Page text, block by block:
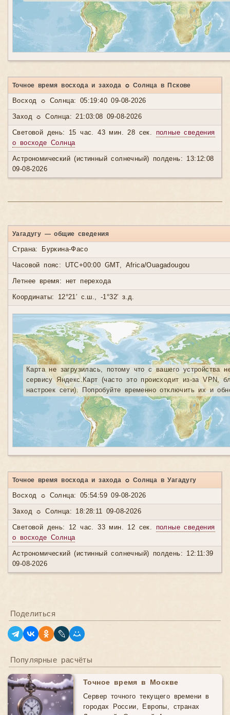
Точное время восхода и захода ☼ Солнца в Пскове
Восход ☼ Солнца: 05:19:40 09-08-2026
Заход ☼ Солнца: 21:03:08 09-08-2026
Световой день: 15 час. 43 мин. 28 сек. полные сведения
о восходе Солнца
Астрономический (истинный солнечный) полдень: 13:12:08
09-08-2026
Уагадугу — общие сведения
Страна: Буркина-Фасо
Часовой пояс: UTC+00:00 GMT, Africa/Ouagadougou
Летнее время: нет перехода
Координаты: 12°21′ с.ш., -1°32′ з.д.
Карта не загрузилась, потому что с вашего устройства
сервису Яндекс.Карт (часто это происходит из-за VPN,
настроек сети). Попробуйте временно отключить их и
Точное время восхода и захода ☼ Солнца в Уагадугу
Восход ☼ Солнца: 05:54:59 09-08-2026
Заход ☼ Солнца: 18:28:11 09-08-2026
Световой день: 12 час. 33 мин. 12 сек. полные сведения
о восходе Солнца
Астрономический (истинный солнечный) полдень: 12:11:39
09-08-2026
Поделиться
Популярные расчёты
Точное время в Москве
Сервер точного текущего времени в
городах России, Европы, странах